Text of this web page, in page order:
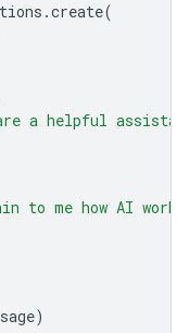
.create(
a helpful
to me how AI
)